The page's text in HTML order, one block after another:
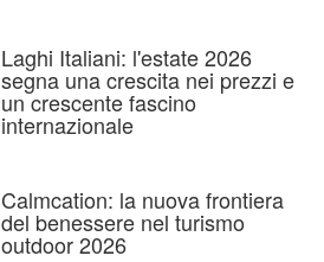
Laghi Italiani: l'estate 2026
segna una crescita nei prezzi e
un crescente fascino
internazionale
Calmcation: la nuova frontiera
del benessere nel turismo
outdoor 2026